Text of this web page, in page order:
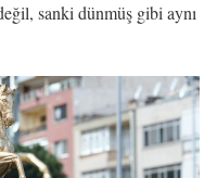
sanki dünmüş gibi aynı